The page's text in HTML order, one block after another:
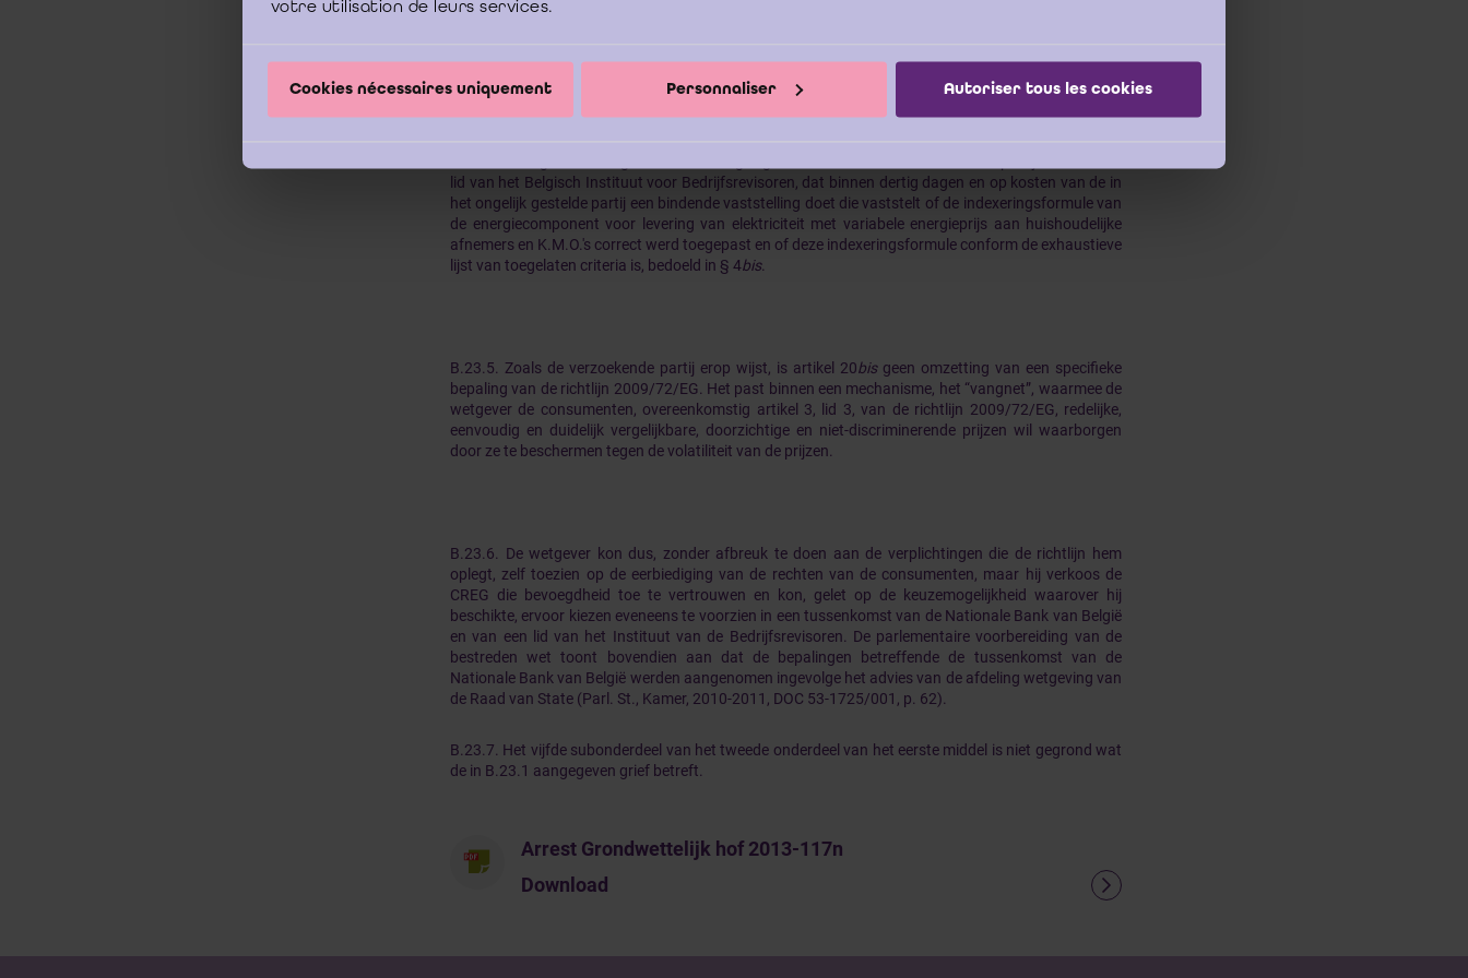
votre utilisation de leurs services.
Cookies nécessaires uniquement Personnaliser Autoriser tous les cookies
leverancier om zijn aangifteplicht krachtens § 3 na te komen.
De commissie zendt per aangetekende brief met ontvangstmelding haar vaststelling over aan de
leverancier binnen vijf werkdagen volgend op diens verklaring bedoeld in § 3 of volgend op de datum
waarop zij op eigen initiatief is tussengekomen overeenkomstig het tweede lid. De leverancier heeft
lid van het Belgisch Instituut voor Bedrijfsrevisoren, dat binnen dertig dagen en op kosten van de in
het ongelijk gestelde partij een bindende vaststelling doet die vaststelt of de indexeringsformule van
de energiecomponent voor levering van elektriciteit met variabele energieprijs aan huishoudelijke
afnemers en K.M.O.'s correct werd toegepast en of deze indexeringsformule conform de exhaustieve
lijst van toegelaten criteria is, bedoeld in § 4bis.
B.23.5. Zoals de verzoekende partij erop wijst, is artikel 20bisgeen omzetting van een specifieke
bepaling van de richtlijn 2009/72/EG. Het past binnen een mechanisme, het “vangnet”, waarmee de
wetgever de consumenten, overeenkomstig artikel 3, lid 3, van de richtlijn 2009/72/EG, redelijke,
eenvoudig en duidelijk vergelijkbare, doorzichtige en niet-discriminerende prijzen wil waarborgen
door ze te beschermen tegen de volatiliteit van de prijzen.
B.23.6. De wetgever kon dus, zonder afbreuk te doen aan de verplichtingen die de richtlijn hem
oplegt, zelf toezien op de eerbiediging van de rechten van de consumenten, maar hij verkoos de
CREG die bevoegdheid toe te vertrouwen en kon, gelet op de keuzemogelijkheid waarover hij
beschikte, ervoor kiezen eveneens te voorzien in een tussenkomst van de Nationale Bank van België
en van een lid van het Instituut van de Bedrijfsrevisoren. De parlementaire voorbereiding van de
bestreden wet toont bovendien aan dat de bepalingen betreffende de tussenkomst van de
Nationale Bank van België werden aangenomen ingevolge het advies van de afdeling wetgeving van
de Raad van State (Parl. St., Kamer, 2010-2011, DOC 53-1725/001, p. 62).
B.23.7. Het vijfde subonderdeel van het tweede onderdeel van het eerste middel is niet gegrond wat
de in B.23.1 aangegeven grief betreft.
Arrest Grondwettelijk hof 2013-117n
Download